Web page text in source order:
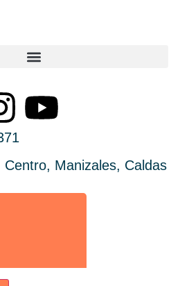
Centro, Manizales, Caldas